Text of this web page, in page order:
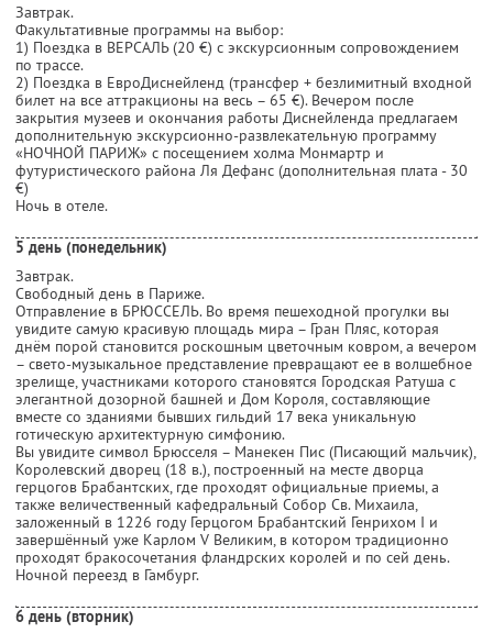
Завтрак.
Факультативные программы на выбор:
1) Поездка в ВЕРСАЛЬ (20 €) с экскурсионным сопровождением
по трассе.
2) Поездка в ЕвроДиснейленд (трансфер + безлимитный входной
билет на все аттракционы на весь – 65 €). Вечером после
закрытия музеев и окончания работы Диснейленда предлагаем
дополнительную экскурсионно-развлекательную программу
«НОЧНОЙ ПАРИЖ» с посещением холма Монмартр и
футуристического района Ля Дефанс (дополнительная плата - 30
€)
Ночь в отеле.
5 день (понедельник)
Завтрак.
Свободный день в Париже.
Отправление в БРЮССЕЛЬ. Во время пешеходной прогулки вы
увидите самую красивую площадь мира – Гран Пляс, которая
днём порой становится роскошным цветочным ковром, а вечером
– свето-музыкальное представление превращают ее в волшебное
зрелище, участниками которого становятся Городская Ратуша с
элегантной дозорной башней и Дом Короля, составляющие
вместе со зданиями бывших гильдий 17 века уникальную
готическую архитектурную симфонию.
Вы увидите символ Брюсселя – Манекен Пис (Писающий мальчик),
Королевский дворец (18 в.), построенный на месте дворца
герцогов Брабантских, где проходят официальные приемы, а
также величественный кафедральный Собор Св. Михаила,
заложенный в 1226 году Герцогом Брабантский Генрихом I и
завершённый уже Карлом V Великим, в котором традиционно
проходят бракосочетания фландрских королей и по сей день.
Ночной переезд в Гамбург.
6 день (вторник)